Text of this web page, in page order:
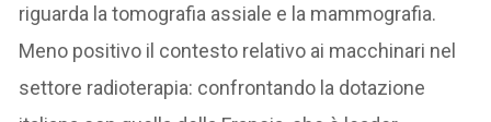
riguarda la tomografia assiale e la mammografia.
Meno positivo il contesto relativo ai macchinari nel
settore radioterapia: confrontando la dotazione